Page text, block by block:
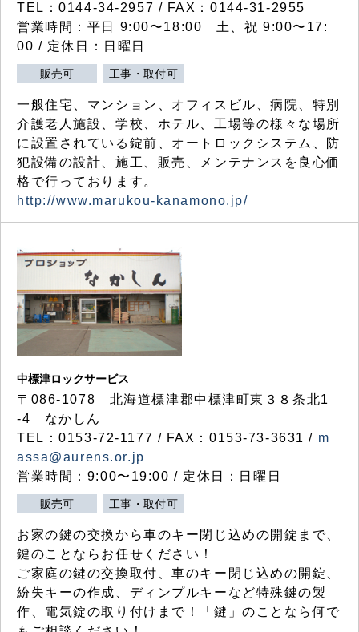
TEL：0144-34-2957 / FAX：0144-31-2955
営業時間：平日 9:00〜18:00 土、祝 9:00〜17:
00 / 定休日：日曜日
販売可 工事・取付可
一般住宅、マンション、オフィスビル、病院、特別
介護老人施設、学校、ホテル、工場等の様々な場所
に設置されている錠前、オートロックシステム、防
犯設備の設計、施工、販売、メンテナンスを良心価
格で行っております。
http://www.marukou-kanamono.jp/
中標津ロックサービス
〒086-1078 北海道標津郡中標津町東３８条北1
-4 なかしん
TEL：0153-72-1177 / FAX：0153-73-3631 / m
assa@aurens.or.jp
営業時間：9:00〜19:00 / 定休日：日曜日
販売可 工事・取付可
お家の鍵の交換から車のキー閉じ込めの開錠まで、
鍵のことならお任せください！
ご家庭の鍵の交換取付、車のキー閉じ込めの開錠、
紛失キーの作成、ディンプルキーなど特殊鍵の製
作、電気錠の取り付けまで！「鍵」のことなら何で